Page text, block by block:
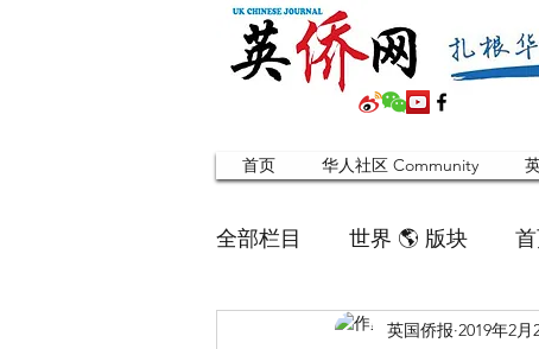
首页 华人社区 Community
全部栏目 世界 🌎 版块
英国脱宅指南 Time out
英国侨报 2019年2月